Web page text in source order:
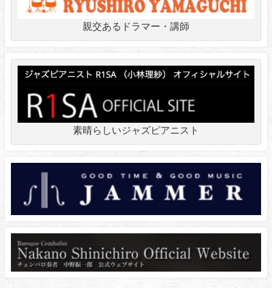
親交あるドラマー・講師
素晴らしいジャズピアニスト